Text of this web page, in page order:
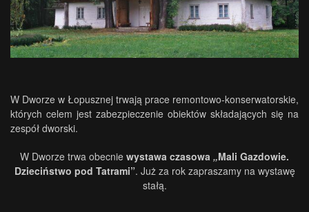
W Dworze w Łopusznej trwają prace remontowo-konserwatorskie,
których celem jest zabezpieczenie obiektów składających się na
zespół dworski.
W Dworze trwa obecnie wystawa czasowa „Mali Gazdowie.
Dzieciństwo pod Tatrami”. Już za rok zapraszamy na wystawę
stałą.